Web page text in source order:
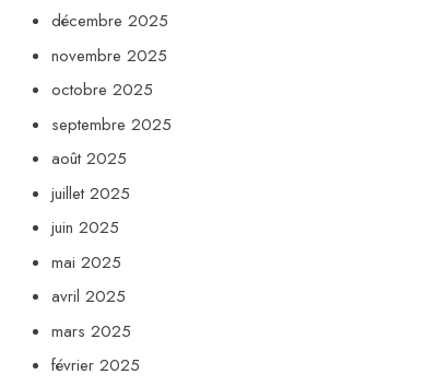
décembre 2025
novembre 2025
octobre 2025
septembre 2025
août 2025
juillet 2025
juin 2025
mai 2025
avril 2025
mars 2025
février 2025